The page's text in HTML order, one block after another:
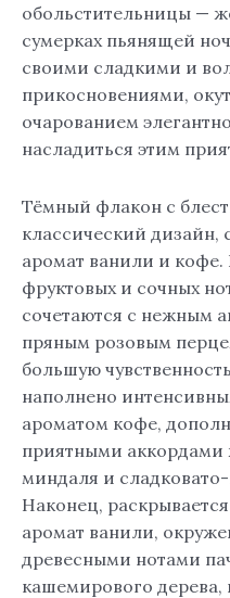
обольстительницы —
сумерках пьянящей
своими сладкими и
прикосновениями,
очарованием
насладиться этим
Тёмный флакон с
классический
аромат ванили и
фруктовых и сочных
сочетаются с нежным
пряным розовым
большую
наполнено
ароматом кофе,
приятными аккордами
миндаля и
Наконец,
аромат ванили,
древесными нотами
кашемирового